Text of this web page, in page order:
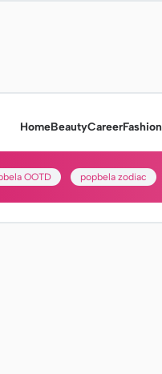
HomeBeautyCareerFashion
OOTD popbela zodiac